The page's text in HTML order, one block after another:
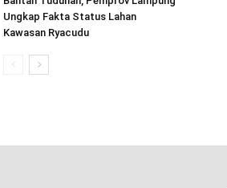
Ungkap Fakta Status Lahan
Kawasan Ryacudu